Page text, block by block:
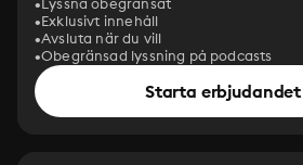
Exklusivt innehåll
Avsluta när du vill
Obegränsad lyssning på podcasts
Starta erbjudandet